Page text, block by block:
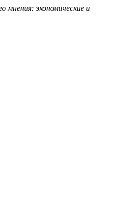
мнения: экономические и